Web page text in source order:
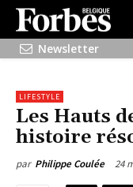
Newsletter
LIFESTYLE
Les Hauts
histoire
par Philippe Coulée 24